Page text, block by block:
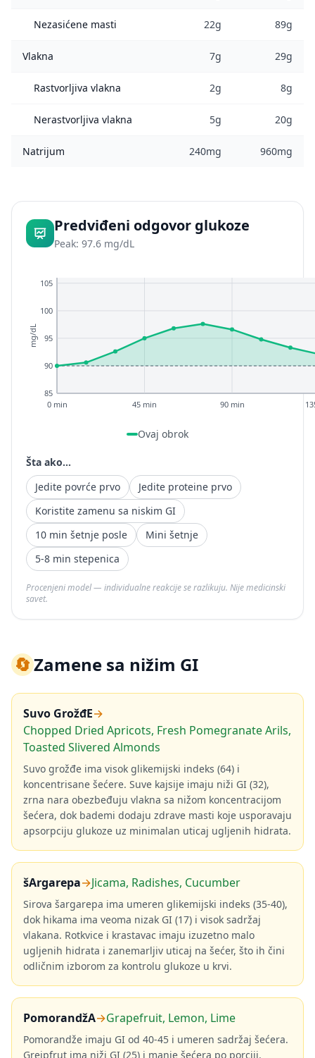
Nezasićene masti 22g 89g
Vlakna 7g 29g
Rastvorljiva vlakna 2g 8g
Nerastvorljiva vlakna 5g 20g
Natrijum 240mg 960mg
Predviđeni odgovor glukoze
Peak: 97.6 mg/dL
85
90
95
100
105
0 min 45 min 90 min
mg/dL
Ovaj obrok
Šta ako...
Jedite povrće prvo
Jedite proteine prvo
Koristite zamenu sa niskim GI
10 min šetnje posle
Mini šetnje
5-8 min stepenica
Procenjeni model — individualne reakcije se razlikuju. Nije medicinski
savet.
🔄Zamene sa nižim GI
Suvo GrožđE→
Chopped Dried Apricots, Fresh Pomegranate Arils,
Toasted Slivered Almonds
Suvo grožđe ima visok glikemijski indeks (64) i
koncentrisane šećere. Suve kajsije imaju niži GI (32),
zrna nara obezbeđuju vlakna sa nižom koncentracijom
šećera, dok bademi dodaju zdrave masti koje usporavaju
apsorpciju glukoze uz minimalan uticaj ugljenih hidrata.
šArgarepa→Jicama, Radishes, Cucumber
Sirova šargarepa ima umeren glikemijski indeks (35-40),
dok hikama ima veoma nizak GI (17) i visok sadržaj
vlakana. Rotkvice i krastavac imaju izuzetno malo
ugljenih hidrata i zanemarljiv uticaj na šećer, što ih čini
odličnim izborom za kontrolu glukoze u krvi.
PomorandžA→Grapefruit, Lemon, Lime
Pomorandže imaju GI od 40-45 i umeren sadržaj šećera.
Grejpfrut ima niži GI (25) i manje šećera po porciji.